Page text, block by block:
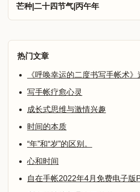
芒种|二十四节气|丙午年
热门文章
《呼唤幸运的二度书写手帐术
写手帐疗愈心灵
成长式思维与激情兴趣
时间的本质
“年”和“岁”的区别。
心和时间
自在手帐2022年4月免费电子版